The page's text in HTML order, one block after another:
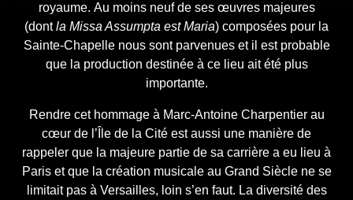
royaume. Au moins neuf de ses œuvres majeures
(dontla Missa Assumpta est Maria) composées pour la
Sainte-Chapelle nous sont parvenues et il est probable
que la production destinée à ce lieu ait été plus
importante.
Rendre cet hommage à Marc-Antoine Charpentier au
cœur de l’Île de la Cité est aussi une manière de
rappeler que la majeure partie de sa carrière a eu lieu à
Paris et que la création musicale au Grand Siècle ne se
limitait pas à Versailles, loin s’en faut. La diversité des